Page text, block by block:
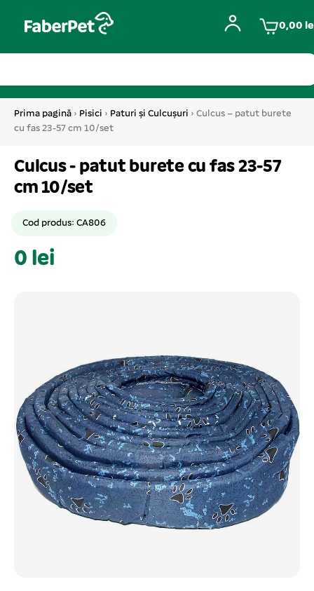
0,00
Prima pagină › Pisici › Paturi și Culcușuri › Culcus – patut burete
cu fas 23-57 cm 10/set
Culcus - patut burete cu fas 23-57
cm 10/set
Cod produs: CA806
0 lei